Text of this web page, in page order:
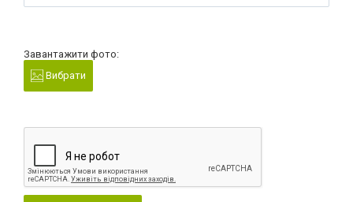
Завантажити фото:
Вибрати